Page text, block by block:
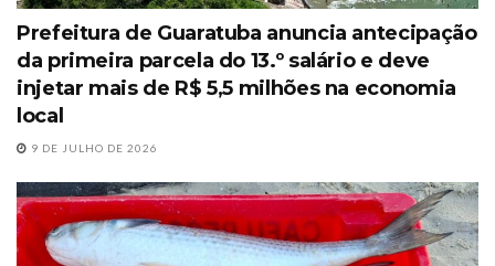
Prefeitura de Guaratuba anuncia antecipação
da primeira parcela do 13.º salário e deve
injetar mais de R$ 5,5 milhões na economia
local
9 DE JULHO DE 2026